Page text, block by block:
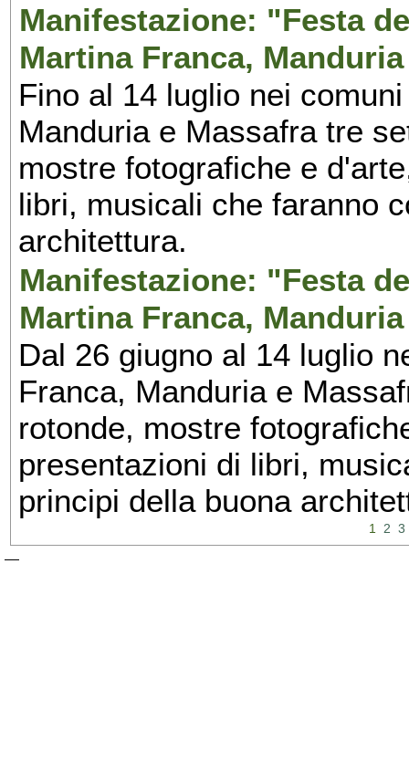
Manifestazione: "Festa
Martina Franca,
Fino al 14 luglio nei
Manduria e Massafra tre
mostre fotografiche e
libri, musicali che faranno
architettura.
Manifestazione: "Festa
Martina Franca,
Dal 26 giugno al 14 luglio
Franca, Manduria e
rotonde, mostre
presentazioni di libri,
principi della buona
1 2 3